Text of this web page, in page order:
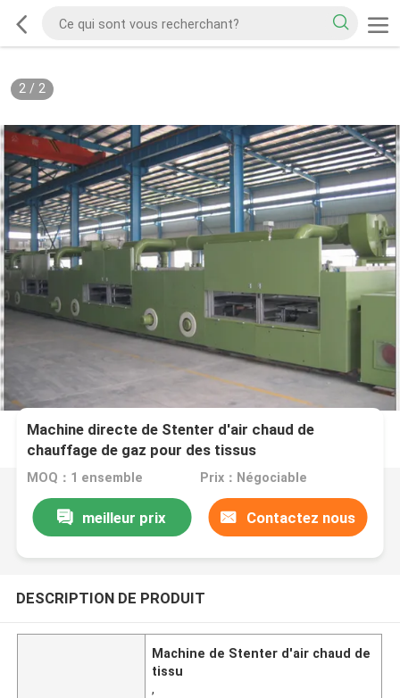
2/ 2
Machine directe de Stenter d'air chaud de
chauffage de gaz pour des tissus
MOQ：1 ensemble Prix：Négociable
meilleur prix Contactez nous
DESCRIPTION DE PRODUIT
Machine de Stenter d'air chaud de
tissu
,